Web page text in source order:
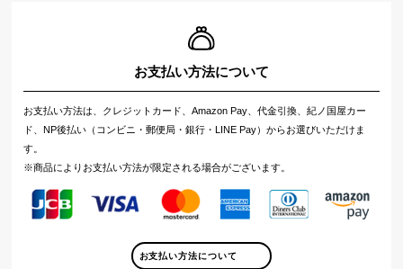
お支払い方法について
お支払い方法は、クレジットカード、Amazon Pay、代金引換、紀ノ国屋カー
ド、NP後払い（コンビニ・郵便局・銀行・LINE Pay）からお選びいただけま
す。
※商品によりお支払い方法が限定される場合がございます。
お支払い方法について